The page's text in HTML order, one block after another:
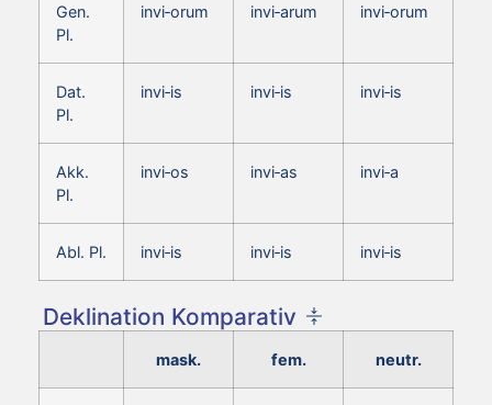
Gen.
Pl.
invi‑orum invi‑arum invi‑orum
Dat.
Pl.
invi‑is invi‑is invi‑is
Akk.
Pl.
invi‑os invi‑as invi‑a
Abl. Pl. invi‑is invi‑is invi‑is
Deklination Komparativ
mask. fem. neutr.